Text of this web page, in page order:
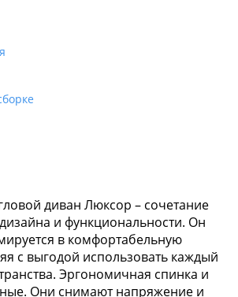
диван Люксор – сочетание
и функциональности. Он
в комфортабельную
с выгодой использовать каждый
Эргономичная спинка и
Они снимают напряжение и